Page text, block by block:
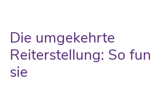
Die umgekehrte
Reiterstellung: So
sie